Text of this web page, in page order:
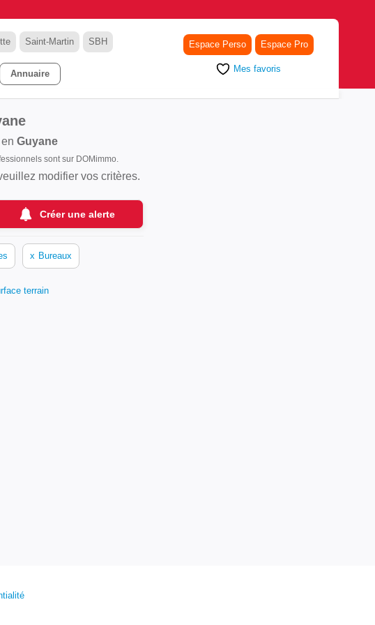
Saint-Martin SBH
Annuaire
Espace Perso Espace Pro
Mes favoris
en Guyane
sont sur DOMimmo.
modifier vos critères.
Créer une alerte
x Bureaux
terrain